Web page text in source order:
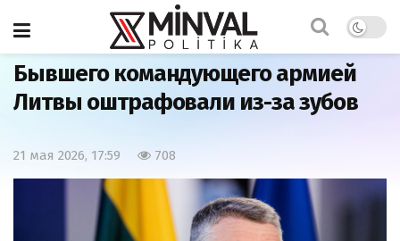
Главная
Бывшего командующего армией
Литвы оштрафовали из-за зубов
21 мая 2026, 17:59 708